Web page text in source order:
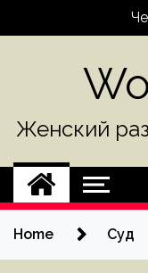
Женский
Home Суд